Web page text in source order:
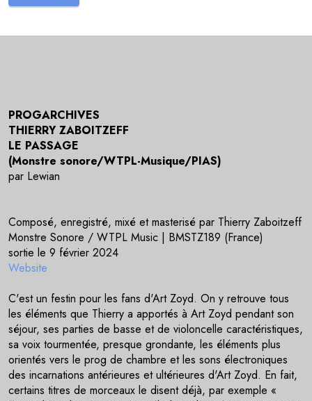
PROGARCHIVES
THIERRY ZABOITZEFF
LE PASSAGE
(Monstre sonore/WTPL-Musique/PIAS)
par Lewian
Composé, enregistré, mixé et masterisé par Thierry Zaboitzeff
Monstre Sonore / WTPL Music | BMSTZ189 (France)
sortie le 9 février 2024
Website
C'est un festin pour les fans d'Art Zoyd. On y retrouve tous
les éléments que Thierry a apportés à Art Zoyd pendant son
séjour, ses parties de basse et de violoncelle caractéristiques,
sa voix tourmentée, presque grondante, les éléments plus
orientés vers le prog de chambre et les sons électroniques
des incarnations antérieures et ultérieures d'Art Zoyd. En fait,
certains titres de morceaux le disent déjà, par exemple «